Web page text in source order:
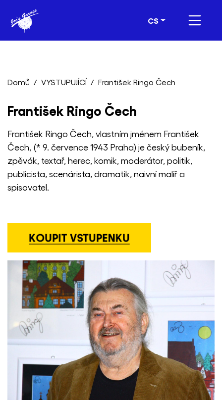
CS
Domů VYSTUPUJÍCÍ František Ringo Čech
František Ringo Čech
František Ringo Čech, vlastním jménem František
Čech, (* 9. července 1943 Praha) je český bubeník,
zpěvák, textař, herec, komik, moderátor, politik,
publicista, scenárista, dramatik, naivní malíř a
spisovatel.